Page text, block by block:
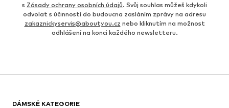
s Zásady ochrany osobních údajů. Svůj souhlas můžeš kdykoli
odvolat s účinností do budoucna zasláním zprávy na adresu
zakaznickyservis@aboutyou.cz nebo kliknutím na možnost
odhlášení na konci každého newsletteru.
DÁMSKÉ KATEGORIE